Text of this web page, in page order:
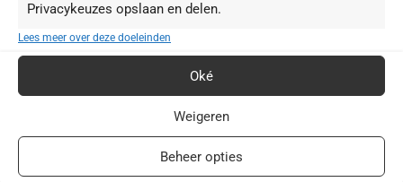
Privacykeuzes opslaan en delen.
Lees meer over deze doeleinden
Oké
Weigeren
Beheer opties
Je zou ook kunnen houden van …